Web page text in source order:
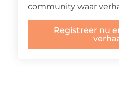
community waar
Registreer nu